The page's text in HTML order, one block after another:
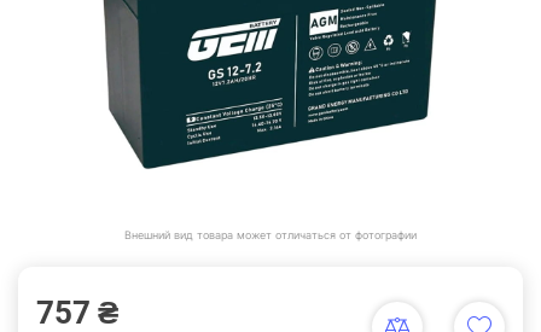
Внешний вид товара может отличаться от фотографии
757 ₴